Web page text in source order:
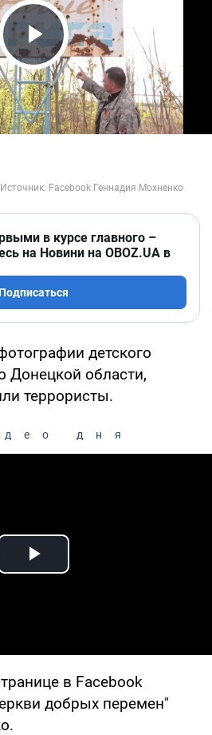
Play Video
в курсе главного –
на Новини на OBOZ.UA в
Подписаться
детского
Донецкой области,
террористы.
дня
Play Video
в Facebook
добрых перемен"